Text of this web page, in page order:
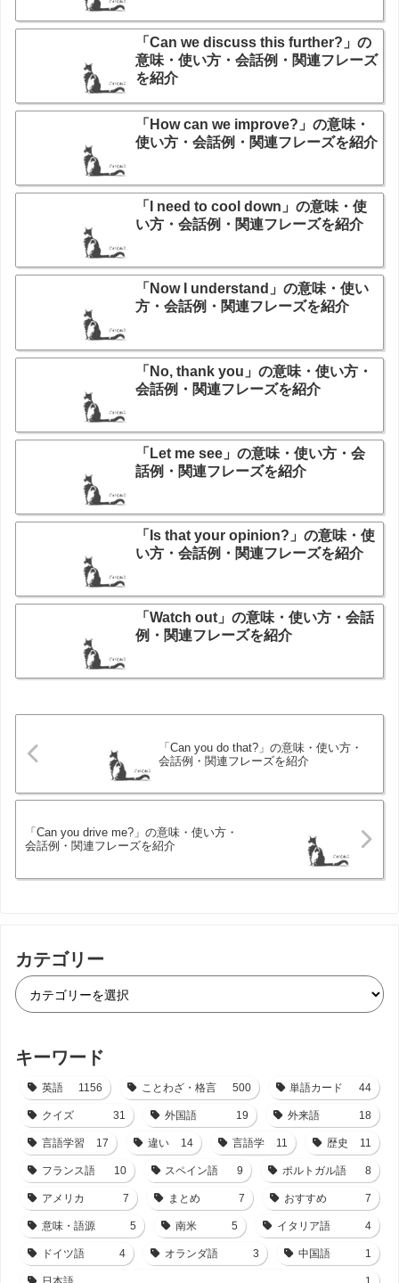
「Can we discuss this further?」の
意味・使い方・会話例・関連フレーズ
を紹介
「How can we improve?」の意味・
使い方・会話例・関連フレーズを紹介
「I need to cool down」の意味・使
い方・会話例・関連フレーズを紹介
「Now I understand」の意味・使い
方・会話例・関連フレーズを紹介
「No, thank you」の意味・使い方・
会話例・関連フレーズを紹介
「Let me see」の意味・使い方・会
話例・関連フレーズを紹介
「Is that your opinion?」の意味・使
い方・会話例・関連フレーズを紹介
「Watch out」の意味・使い方・会話
例・関連フレーズを紹介
「Can you do that?」の意味・使い方・
会話例・関連フレーズを紹介
「Can you drive me?」の意味・使い方・
会話例・関連フレーズを紹介
カテゴリー
キーワード
英語 1156 ことわざ・格言 500 単語カード 44
クイズ 31 外国語 19 外来語 18
言語学習 17 違い 14 言語学 11 歴史 11
フランス語 10 スペイン語 9 ポルトガル語 8
アメリカ 7 まとめ 7 おすすめ 7
意味・語源 5 南米 5 イタリア語 4
ドイツ語 4 オランダ語 3 中国語 1